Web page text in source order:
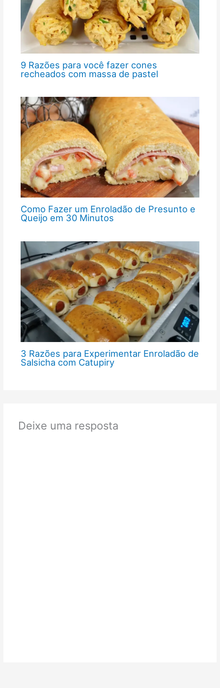
9 Razões para você fazer cones
recheados com massa de pastel
Como Fazer um Enroladão de Presunto e
Queijo em 30 Minutos
3 Razões para Experimentar Enroladão de
Salsicha com Catupiry
Deixe uma resposta